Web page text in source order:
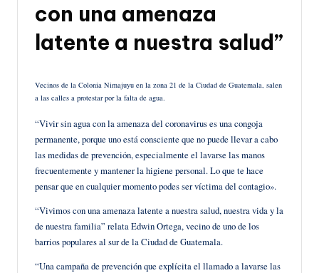
con una amenaza
latente a nuestra salud”
Vecinos de la Colonia Nimajuyu en la zona 21 de la Ciudad de Guatemala, salen
a las calles a protestar por la falta de agua.
“Vivir sin agua con la amenaza del coronavirus es una congoja
permanente, porque uno está consciente que no puede llevar a cabo
las medidas de prevención, especialmente el lavarse las manos
frecuentemente y mantener la higiene personal. Lo que te hace
pensar que en cualquier momento podes ser víctima del contagio».
“Vivimos con una amenaza latente a nuestra salud, nuestra vida y la
de nuestra familia” relata Edwin Ortega, vecino de uno de los
barrios populares al sur de la Ciudad de Guatemala.
“Una campaña de prevención que explícita el llamado a lavarse las